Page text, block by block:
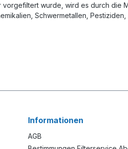
wurde, wird es durch
Schwermetallen,
Informationen
AGB